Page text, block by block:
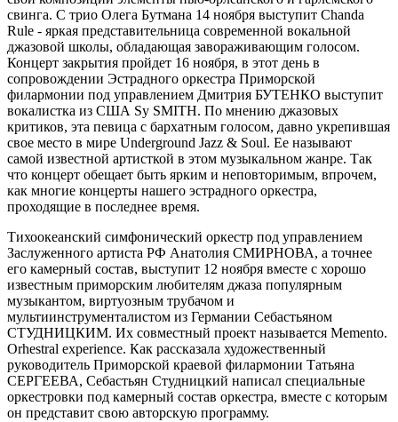
свинга. С трио Олега Бутмана 14 ноября выступит Chanda
Rule - яркая представительница современной вокальной
джазовой школы, обладающая завораживающим голосом.
Концерт закрытия пройдет 16 ноября, в этот день в
сопровождении Эстрадного оркестра Приморской
филармонии под управлением Дмитрия БУТЕНКО выступит
вокалистка из США Sy SMITH. По мнению джазовых
критиков, эта певица с бархатным голосом, давно укрепившая
свое место в мире Underground Jazz & Soul. Eе называют
самой известной артисткой в этом музыкальном жанре. Так
что концерт обещает быть ярким и неповторимым, впрочем,
как многие концерты нашего эстрадного оркестра,
проходящие в последнее время.
Тихоокеанский симфонический оркестр под управлением
Заслуженного артиста РФ Анатолия СМИРНОВА, а точнее
его камерный состав, выступит 12 ноября вместе с хорошо
известным приморским любителям джаза популярным
музыкантом, виртуозным трубачом и
мультиинструменталистом из Германии Себастьяном
СТУДНИЦКИМ. Их совместный проект называется Memento.
Orhestral experience. Как рассказала художественный
руководитель Приморской краевой филармонии Татьяна
СЕРГЕЕВА, Себастьян Студницкий написал специальные
оркестровки под камерный состав оркестра, вместе с которым
он представит свою авторскую программу.